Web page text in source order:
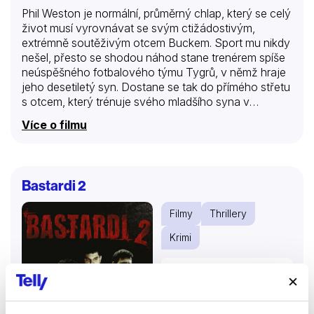
Phil Weston je normální, průměrný chlap, který se celý
život musí vyrovnávat se svým ctižádostivým,
extrémně soutěživým otcem Buckem. Sport mu nikdy
nešel, přesto se shodou náhod stane trenérem spíše
neúspěšného fotbalového týmu Tygrů, v němž hraje
jeho desetiletý syn. Dostane se tak do přímého střetu
s otcem, který trénuje svého mladšího syna v
nejlepším ligovém mužstvu Gladiátorů. Mistrovský
pohár ovšem může získat jen jeden z nich! Do hry tak
Více o filmu
Bastardi 2
Filmy
Thrillery
Krimi